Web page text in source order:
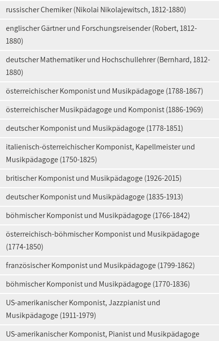
russischer Chemiker (Nikolai Nikolajewitsch, 1812-1880)
englischer Gärtner und Forschungsreisender (Robert, 1812-
1880)
deutscher Mathematiker und Hochschullehrer (Bernhard, 1812-
1880)
österreichischer Komponist und Musikpädagoge (1788-1867)
österreichischer Musikpädagoge und Komponist (1886-1969)
deutscher Komponist und Musikpädagoge (1778-1851)
italienisch-österreichischer Komponist, Kapellmeister und
Musikpädagoge (1750-1825)
britischer Komponist und Musikpädagoge (1926-2015)
deutscher Komponist und Musikpädagoge (1835-1913)
böhmischer Komponist und Musikpädagoge (1766-1842)
österreichisch-böhmischer Komponist und Musikpädagoge
(1774-1850)
französischer Komponist und Musikpädagoge (1799-1862)
böhmischer Komponist und Musikpädagoge (1770-1836)
US-amerikanischer Komponist, Jazzpianist und
Musikpädagoge (1911-1979)
US-amerikanischer Komponist, Pianist und Musikpädagoge